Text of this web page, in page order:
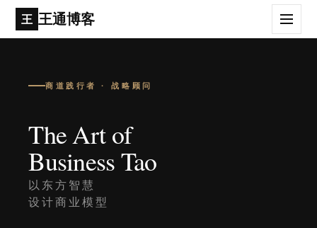
王 王通博客
商道践行者 · 战略顾问
The Art of
Business Tao
以东方智慧
设计商业模型